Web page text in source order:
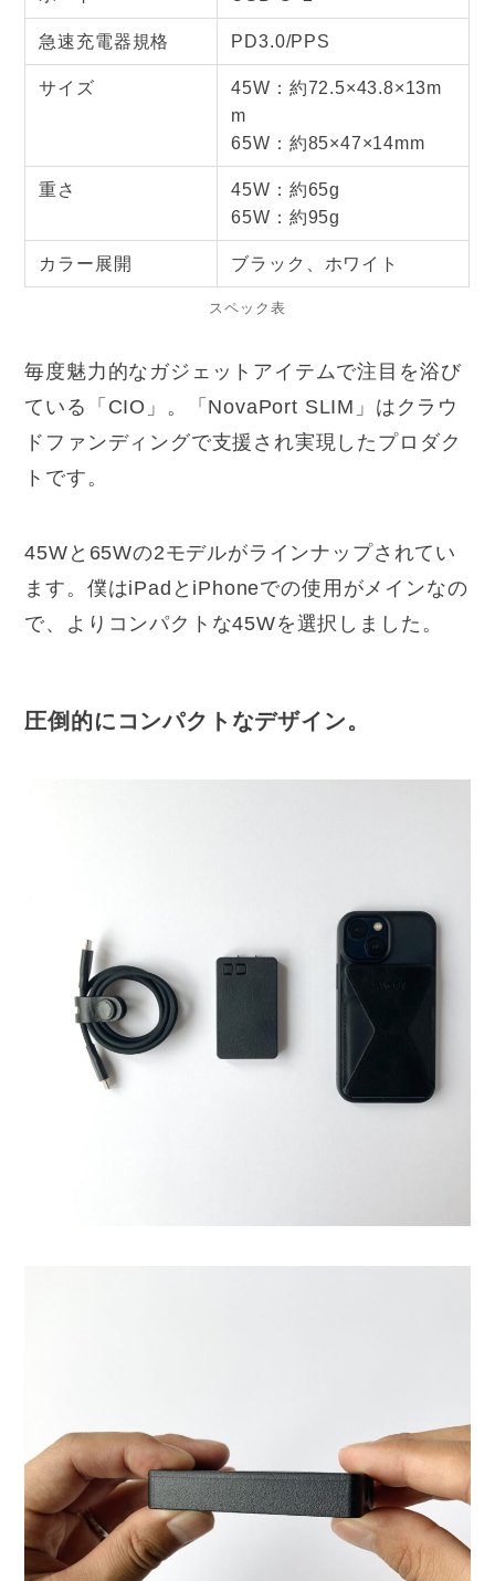
急速充電器規格 PD3.0/PPS
サイズ
45W：約72.5×43.8×13m
m
65W：約85×47×14mm
重さ
45W：約65g
65W：約95g
カラー展開 ブラック、ホワイト
スペック表
毎度魅力的なガジェットアイテムで注目を浴び
ている「CIO」。「NovaPort SLIM」はクラウ
ドファンディングで支援され実現したプロダク
トです。
45Wと65Wの2モデルがラインナップされてい
ます。僕はiPadとiPhoneでの使用がメインなの
で、よりコンパクトな45Wを選択しました。
圧倒的にコンパクトなデザイン。